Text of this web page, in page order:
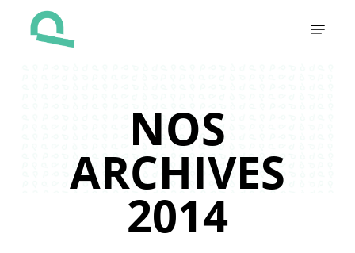
NOS
ARCHIVES
2014